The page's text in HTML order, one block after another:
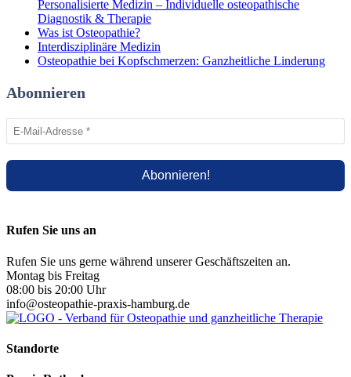
Personalisierte Medizin – Individuelle osteopathische
Diagnostik & Therapie
Was ist Osteopathie?
Interdisziplinäre Medizin
Osteopathie bei Kopfschmerzen: Ganzheitliche Linderung
Abonnieren
Rufen Sie uns an
Rufen Sie uns gerne während unserer Geschäftszeiten an.
Montag bis Freitag
08:00 bis 20:00 Uhr
info@osteopathie-praxis-hamburg.de
Standorte